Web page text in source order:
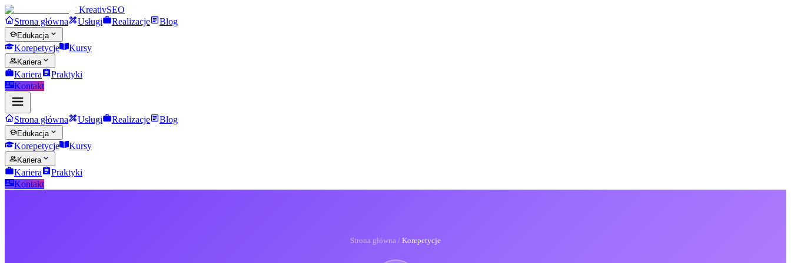
KreativSEO
Strona główna
Usługi Realizacje Blog
Edukacja
Korepetycje Kursy
Kariera
Kariera
Praktyki
Kontakt
Strona główna Usługi Realizacje Blog
Edukacja
Korepetycje Kursy
Kariera
Kariera
Praktyki
Kontakt
Strona główna / Korepetycje